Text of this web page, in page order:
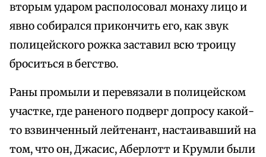
вторым ударом располосовал монаху лицо и
явно собирался прикончить его, как звук
полицейского рожка заставил всю троицу
броситься в бегство.
Раны промыли и перевязали в полицейском
участке, где раненого подверг допросу какой-
то взвинченный лейтенант, настаивавший на
том, что он, Джасис, Аберлотт и Крумли были